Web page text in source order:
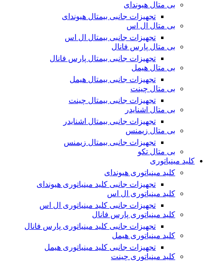
بی متال هیوندای
تجهیزات جانبی بیمتال هیوندای
بی متال ال اس
تجهیزات جانبی بیمتال ال اس
بی متال پارس فانال
تجهیزات جانبی بیمتال پارس فانال
بی متال هیمل
تجهیزات جانبی بیمتال هیمل
بی متال چینت
تجهیزات جانبی بیمتال چینت
بی متال اشنایدر
تجهیزات جانبی بیمتال اشنایدر
بی متال زیمنس
تجهیزات جانبی بیمتال زیمنس
بی متال تکو
کلید مینیاتوری
کلید مینیاتوری هیوندای
تجهیزات جانبی کلید مینیاتوری هیوندای
کلید مینیاتوری ال اس
تجهیزات جانبی کلید مینیاتوری ال اس
کلید مینیاتوری پارس فانال
تجهیزات جانبی کلید مینیاتوری پارس فانال
کلید مینیاتوری هیمل
تجهیزات جانبی کلید مینیاتوری هیمل
کلید مینیاتوری چینت